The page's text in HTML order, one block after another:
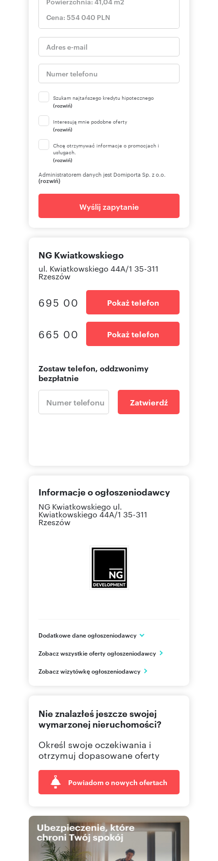
Szukam najtańszego kredytu hipotecznego
(rozwiń)
Interesują mnie podobne oferty
(rozwiń)
Chcę otrzymywać informacje o promocjach i
usługach.
(rozwiń)
Administratorem danych jest Domiporta Sp. z o.o.
(rozwiń)
Wyślij zapytanie
NG Kwiatkowskiego
ul. Kwiatkowskiego 44A/1 35-311
Rzeszów
695 00 Pokaż telefon
665 00 Pokaż telefon
Zostaw telefon, oddzwonimy
bezpłatnie
Zatwierdź
Informacje o ogłoszeniodawcy
NG Kwiatkowskiego ul.
Kwiatkowskiego 44A/1 35-311
Rzeszów
Dodatkowe dane ogłoszeniodawcy
ul. Kwiatkowskiego 44A/1
podkarpackie
665 00 Pokaż telefon
695 00 Pokaż telefon
Zobacz wszystkie oferty ogłoszeniodawcy
Zobacz wizytówkę ogłoszeniodawcy
Nie znalazłeś jeszcze swojej
wymarzonej nieruchomości?
Określ swoje oczekiwania i
otrzymuj dopasowane oferty
Powiadom o nowych ofertach